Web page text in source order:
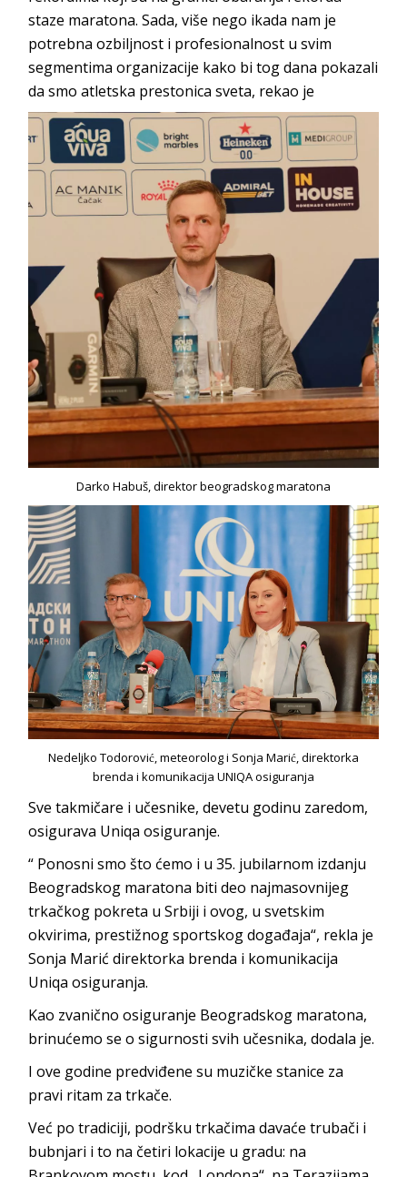
staze maratona. Sada, više nego ikada nam je
potrebna ozbiljnost i profesionalnost u svim
segmentima organizacije kako bi tog dana pokazali
da smo atletska prestonica sveta, rekao je
Darko Habuš, direktor beogradskog maratona
Nedeljko Todorović, meteorolog i Sonja Marić, direktorka
brenda i komunikacija UNIQA osiguranja
Sve takmičare i učesnike, devetu godinu zaredom,
osigurava Uniqa osiguranje.
“ Ponosni smo što ćemo i u 35. jubilarnom izdanju
Beogradskog maratona biti deo najmasovnijeg
trkačkog pokreta u Srbiji i ovog, u svetskim
okvirima, prestižnog sportskog događaja“, rekla je
Sonja Marić direktorka brenda i komunikacija
Uniqa osiguranja.
Kao zvanično osiguranje Beogradskog maratona,
brinućemo se o sigurnosti svih učesnika, dodala je.
I ove godine predviđene su muzičke stanice za
pravi ritam za trkače.
Već po tradiciji, podršku trkačima davaće trubači i
bubnjari i to na četiri lokacije u gradu: na